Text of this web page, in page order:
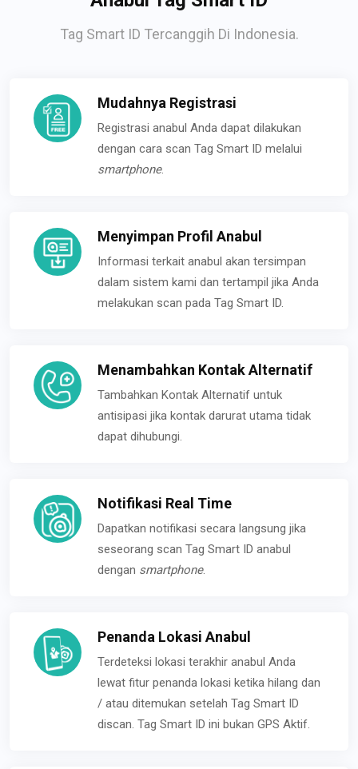
Tag Smart ID Tercanggih Di Indonesia.
Mudahnya Registrasi
Registrasi anabul Anda dapat dilakukan
dengan cara scan Tag Smart ID melalui
smartphone.
Menyimpan Profil Anabul
Informasi terkait anabul akan tersimpan
dalam sistem kami dan tertampil jika Anda
melakukan scan pada Tag Smart ID.
Menambahkan Kontak Alternatif
Tambahkan Kontak Alternatif untuk
antisipasi jika kontak darurat utama tidak
dapat dihubungi.
Notifikasi Real Time
Dapatkan notifikasi secara langsung jika
seseorang scan Tag Smart ID anabul
dengan smartphone.
Penanda Lokasi Anabul
Terdeteksi lokasi terakhir anabul Anda
lewat fitur penanda lokasi ketika hilang dan
/ atau ditemukan setelah Tag Smart ID
discan. Tag Smart ID ini bukan GPS Aktif.